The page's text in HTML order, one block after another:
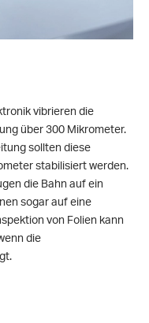
vibrieren die
über 300 Mikrometer.
sollten diese
stabilisiert werden.
die Bahn auf ein
sogar auf eine
von Folien kann
die